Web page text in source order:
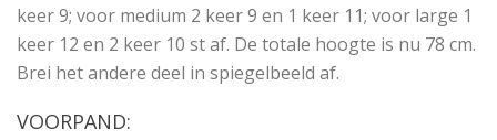
keer 9; voor medium 2 keer 9 en 1 keer 11; voor large 1
keer 12 en 2 keer 10 st af. De totale hoogte is nu 78 cm.
Brei het andere deel in spiegelbeeld af.
VOORPAND: